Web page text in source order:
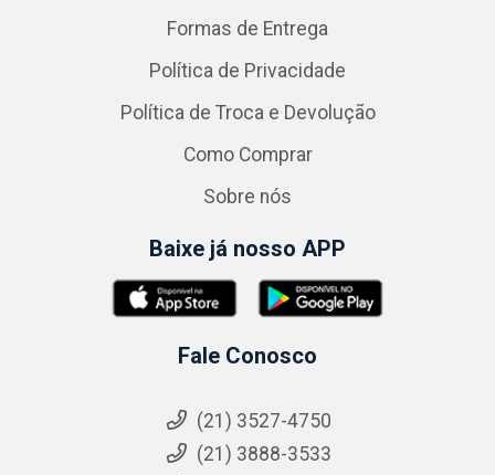
Formas de Entrega
Política de Privacidade
Política de Troca e Devolução
Como Comprar
Sobre nós
Baixe já nosso APP
Fale Conosco
(21) 3527-4750
(21) 3888-3533